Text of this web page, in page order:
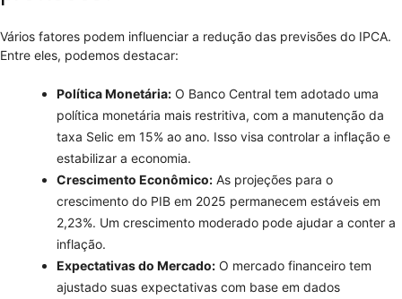
Vários fatores podem influenciar a redução das previsões do IPCA.
Entre eles, podemos destacar:
Política Monetária: O Banco Central tem adotado uma
política monetária mais restritiva, com a manutenção da
taxa Selic em 15% ao ano. Isso visa controlar a inflação e
estabilizar a economia.
Crescimento Econômico: As projeções para o
crescimento do PIB em 2025 permanecem estáveis em
2,23%. Um crescimento moderado pode ajudar a conter a
inflação.
Expectativas do Mercado: O mercado financeiro tem
ajustado suas expectativas com base em dados